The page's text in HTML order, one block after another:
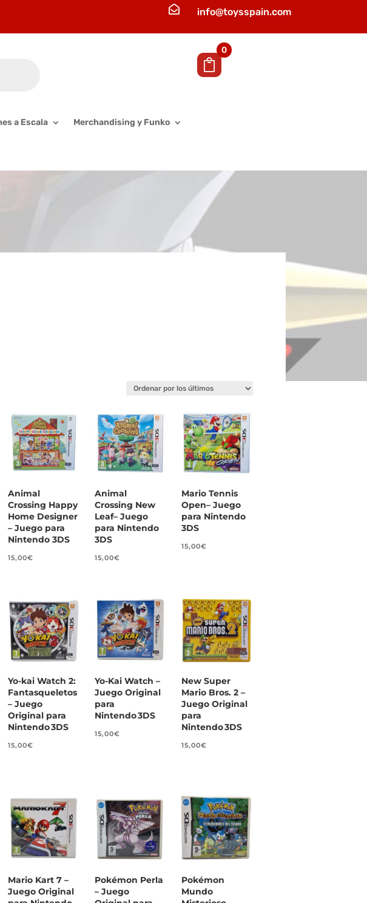
 info@toysspain.com
0
a Escala Merchandising y Funko
Animal
Crossing Happy
Home Designer
– Juego para
Nintendo 3DS
15,00€
Animal
Crossing New
Leaf– Juego
para Nintendo
3DS
15,00€
Mario Tennis
Open– Juego
para Nintendo
3DS
15,00€
Yo‑kai Watch 2:
Fantasqueletos
– Juego
Original para
Nintendo 3DS
15,00€
Yo‑Kai Watch –
Juego Original
para
Nintendo 3DS
15,00€
New Super
Mario Bros. 2 –
Juego Original
para
Nintendo 3DS
15,00€
Mario Kart 7 –
Juego Original
Pokémon Perla
– Juego
Pokémon
Mundo